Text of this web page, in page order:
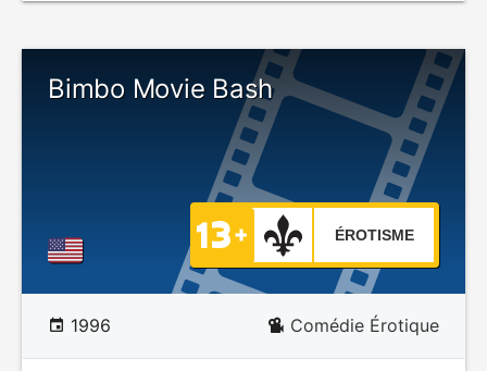
Bimbo Movie Bash
ÉROTISME
1996 Comédie Érotique